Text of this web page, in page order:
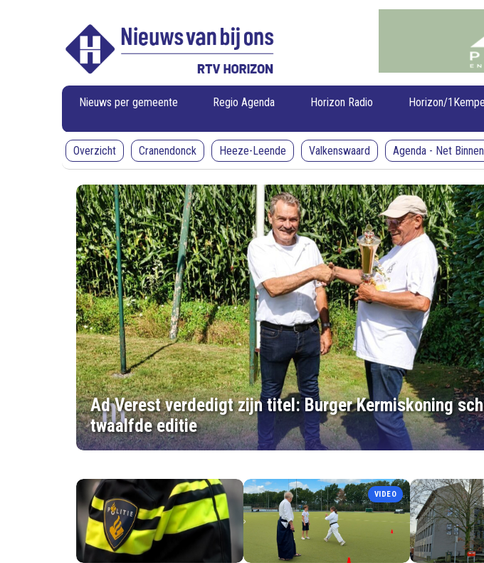
Nieuws per gemeente Regio Agenda Horizon Radio Horizon/
Overzicht Cranendonck Heeze-Leende Valkenswaard Agenda - Net Binnen
Ad Verest verdedigt zijn titel: Burger Kermiskoning
twaalfde editie
VIDEO